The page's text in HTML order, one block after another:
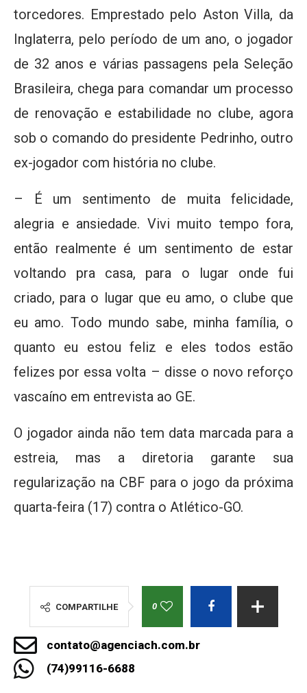
torcedores. Emprestado pelo Aston Villa, da
Inglaterra, pelo período de um ano, o jogador
de 32 anos e várias passagens pela Seleção
Brasileira, chega para comandar um processo
de renovação e estabilidade no clube, agora
sob o comando do presidente Pedrinho, outro
ex-jogador com história no clube.
– É um sentimento de muita felicidade,
alegria e ansiedade. Vivi muito tempo fora,
então realmente é um sentimento de estar
voltando pra casa, para o lugar onde fui
criado, para o lugar que eu amo, o clube que
eu amo. Todo mundo sabe, minha família, o
quanto eu estou feliz e eles todos estão
felizes por essa volta – disse o novo reforço
vascaíno em entrevista ao GE.
O jogador ainda não tem data marcada para a
estreia, mas a diretoria garante sua
regularização na CBF para o jogo da próxima
quarta-feira (17) contra o Atlético-GO.
COMPARTILHE 0
contato@agenciach.com.br
(74)99116-6688